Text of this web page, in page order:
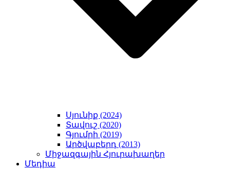
Սյունիք (2024)
Տավուշ (2020)
Գյումրի (2019)
Արծվաբերդ (2013)
Միջազգային Հյուրախաղեր
Մեդիա